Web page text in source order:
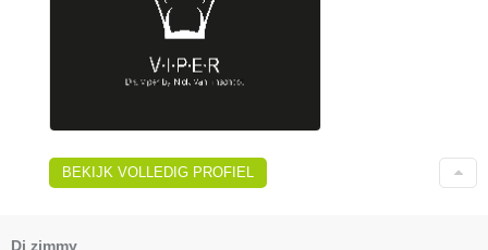
BEKIJK VOLLEDIG PROFIEL
Dj zimmy